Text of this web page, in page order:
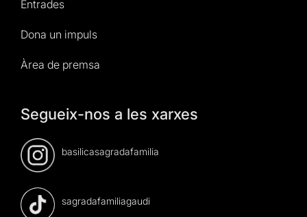
Entrades
Dona un impuls
Àrea de premsa
Segueix-nos a les xarxes
basilicasagradafamilia
sagradafamiliagaudi